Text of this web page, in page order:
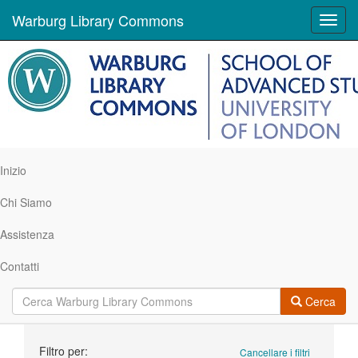
Warburg Library Commons
Inizio
Chi Siamo
Assistenza
Contatti
Cerca
Cancellare i filtri
Filtro per: